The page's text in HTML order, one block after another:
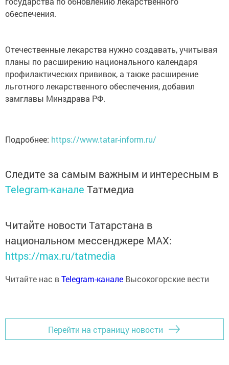
обеспечения.
Отечественные лекарства нужно создавать, учитывая
планы по расширению национального календаря
профилактических прививок, а также расширение
льготного лекарственного обеспечения, добавил
замглавы Минздрава РФ.
Подробнее: https://www.tatar-inform.ru/
Следите за самым важным и интересным в
Telegram-канале Татмедиа
Читайте новости Татарстана в
национальном мессенджере MАХ:
https://max.ru/tatmedia
Читайте нас вTelegram-канале Высокогорские вести
Перейти на страницу новости